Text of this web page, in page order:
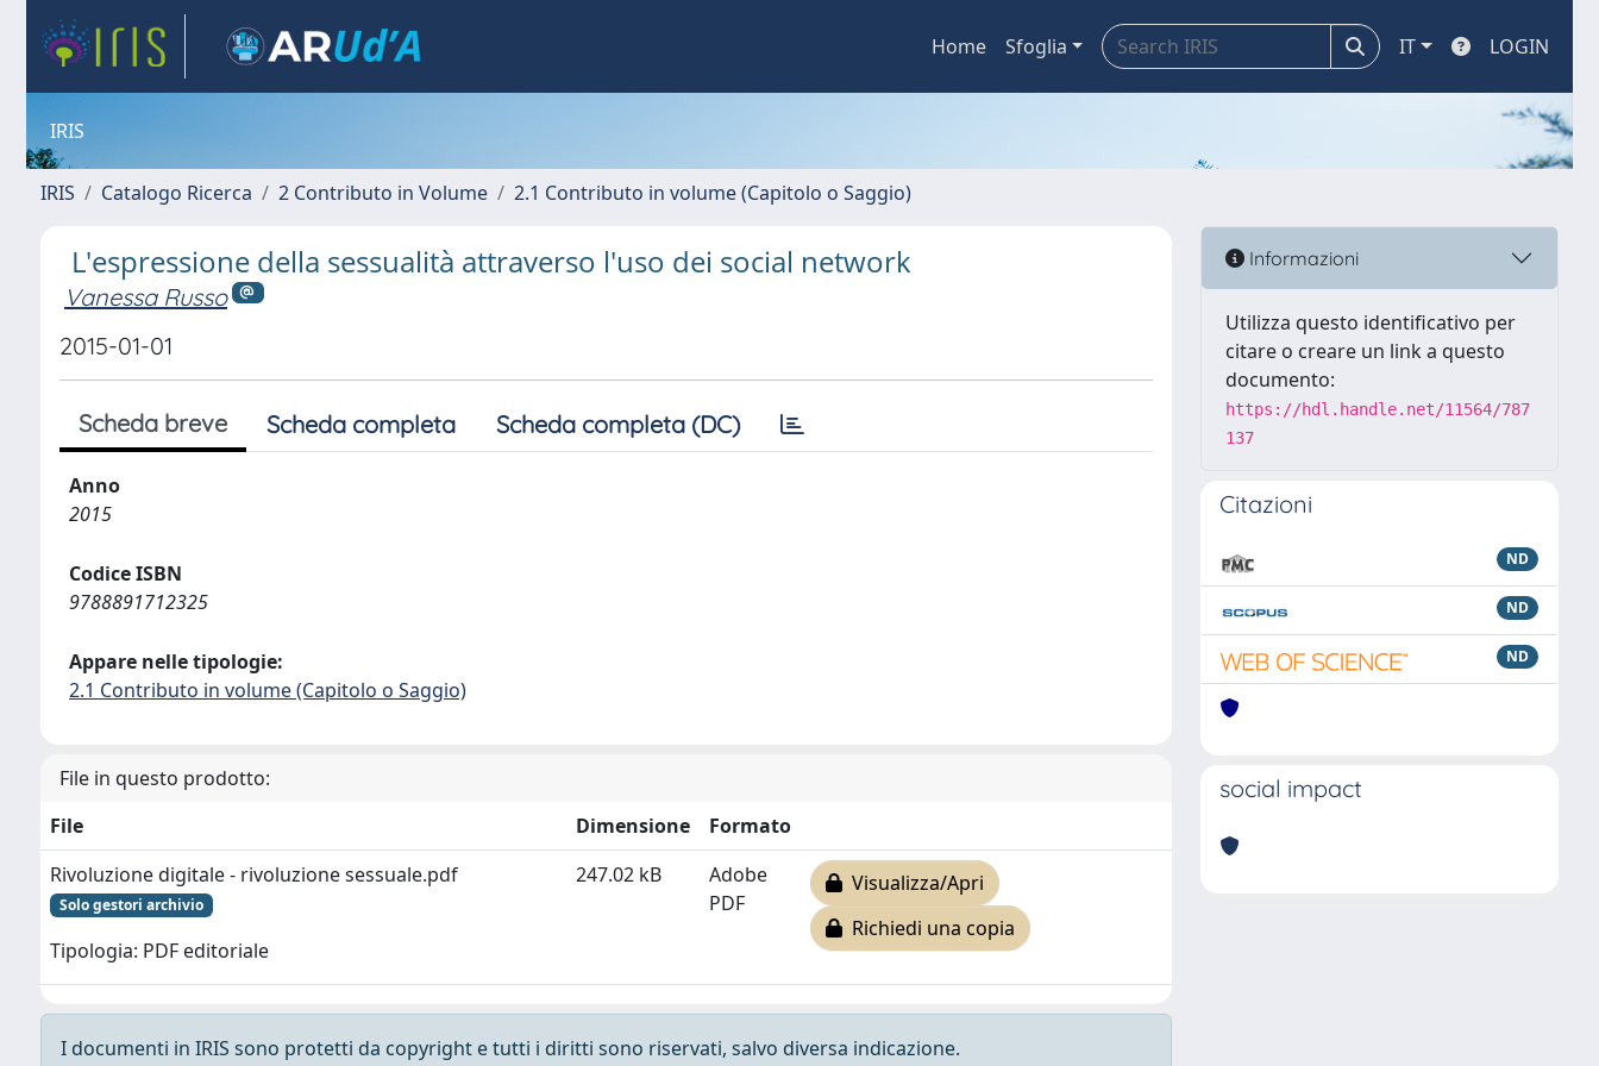
Home Sfoglia IT LOGIN
IRIS
IRIS Catalogo Ricerca 2 Contributo in Volume 2.1 Contributo in volume (Capitolo o Saggio)
L'espressione della sessualità attraverso l'uso dei social network
Vanessa Russo
2015-01-01
Scheda breve Scheda completa Scheda completa (DC)
Anno
2015
Codice ISBN
9788891712325
Appare nelle tipologie:
2.1 Contributo in volume (Capitolo o Saggio)
File in questo prodotto:
File
Dimensione
Formato
Rivoluzione digitale - rivoluzione sessuale.pdf
Solo gestori archivio
Tipologia: PDF editoriale
247.02 kB
Adobe
PDF
Visualizza/Apri
Richiedi una copia
I documenti in IRIS sono protetti da copyright e tutti i diritti sono riservati, salvo diversa indicazione.
Informazioni
Utilizza questo identificativo per
citare o creare un link a questo
documento:
https://hdl.handle.net/11564/787
137
Citazioni
ND
ND
ND
social impact